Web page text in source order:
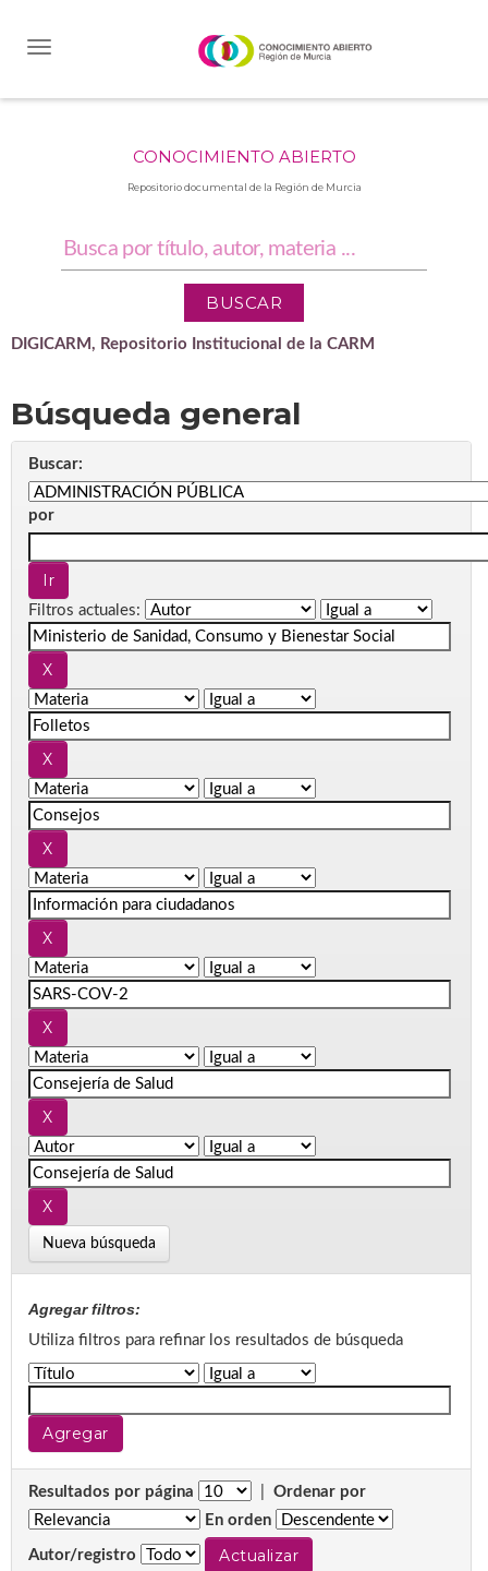
CONOCIMIENTO ABIERTO
Repositorio documental de la Región de Murcia
DIGICARM, Repositorio Institucional de la CARM
Búsqueda general
Buscar:
por
Filtros actuales:
Nueva búsqueda
Agregar filtros:
Utiliza filtros para refinar los resultados de búsqueda
Resultados por página
Ordenar por
En orden
Autor/registro